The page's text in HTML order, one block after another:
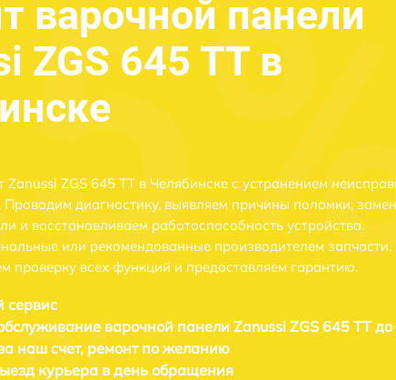
варочной панели
ZGS 645 TT в
ZGS 645 TT в Челябинске с устранением
диагностику, выявляем причины поломки,
и восстанавливаем работоспособность устройства.
или рекомендованные производителем запчасти,
проверку всех функций и предоставляем гарантию.
варочной панели Zanussi ZGS 645 TT до
наш счет, ремонт по желанию
курьера в день обращения